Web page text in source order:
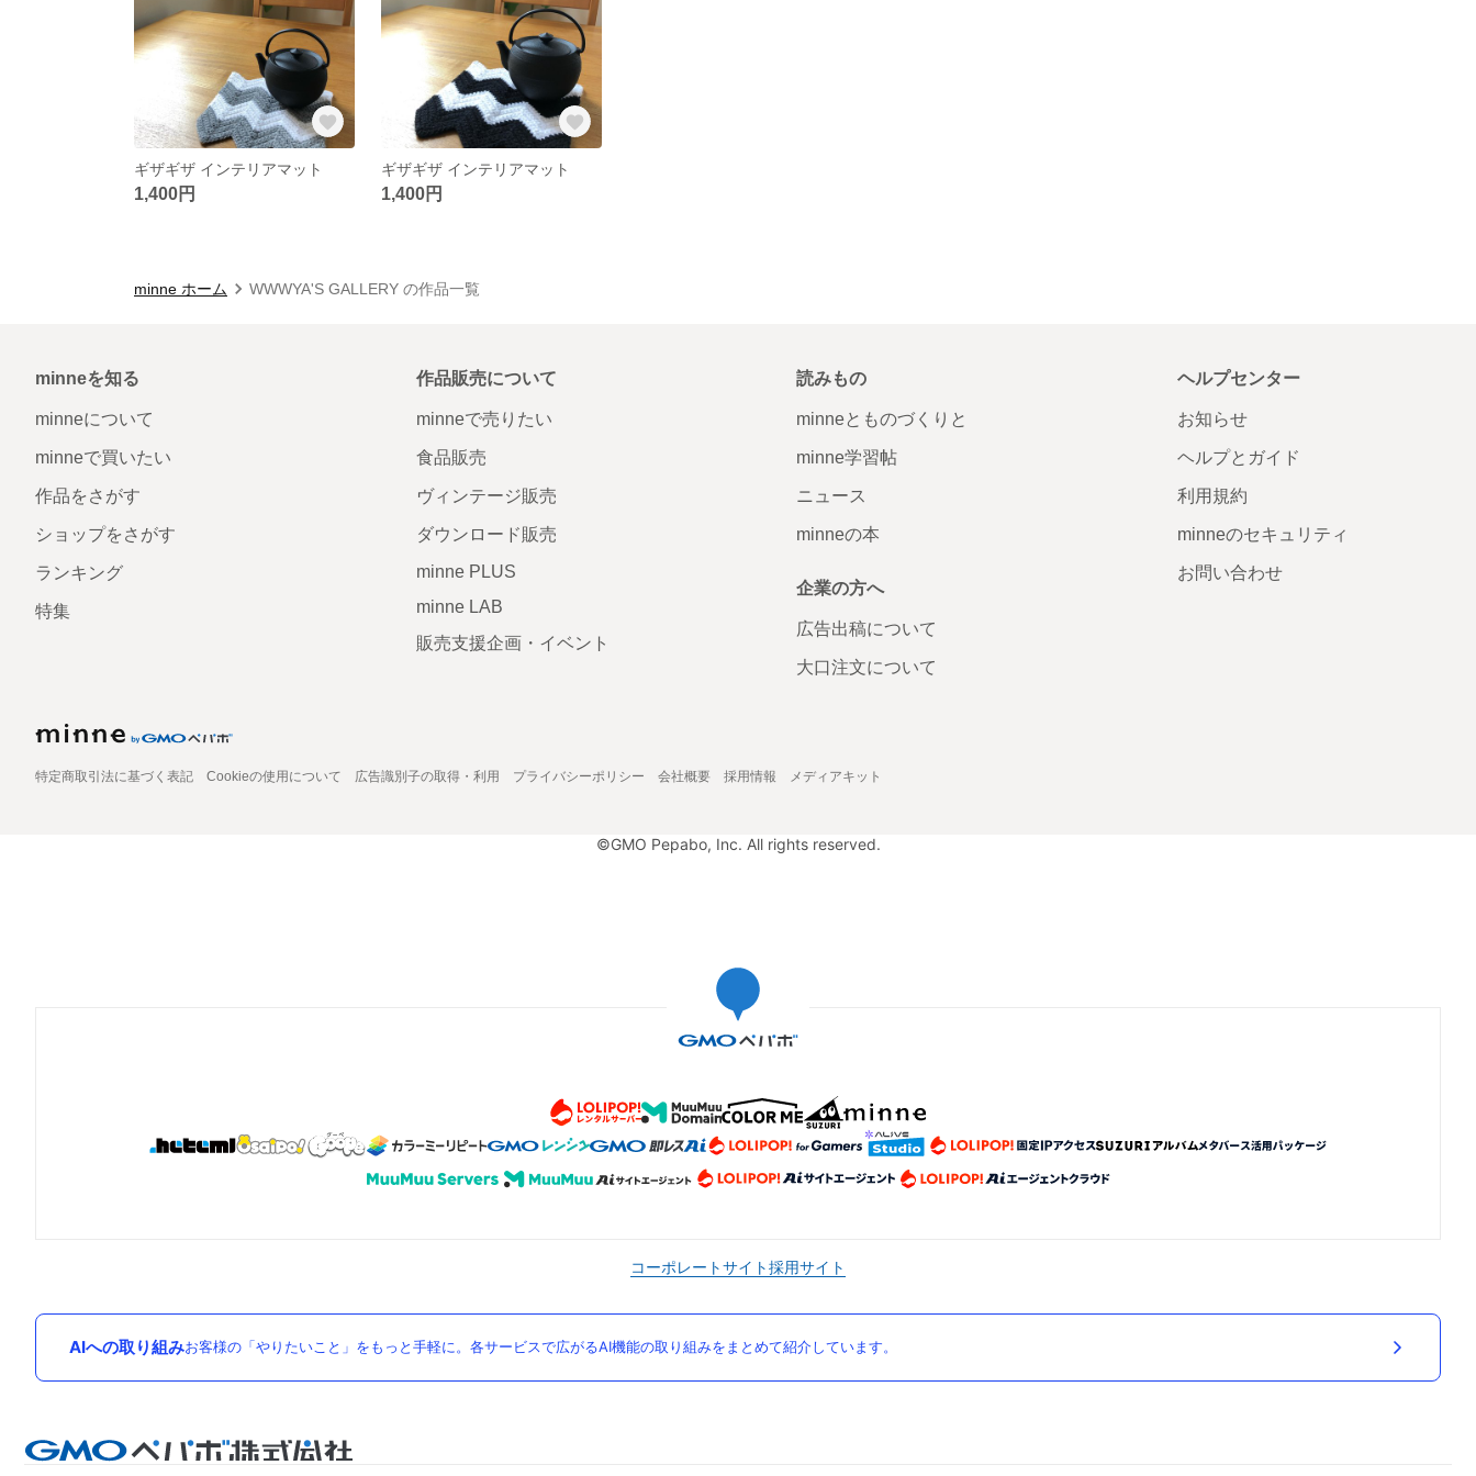
ギザギザ インテリアマット
1,400円
ギザギザ インテリアマット
1,400円
minne ホーム WWWYA'S GALLERY の作品一覧
minneを知る
minneについて
minneで買いたい
作品をさがす
ショップをさがす
ランキング
特集
作品販売について
minneで売りたい
食品販売
ヴィンテージ販売
ダウンロード販売
minne PLUS
minne LAB
販売支援企画・イベント
読みもの
minneとものづくりと
minne学習帖
ニュース
minneの本
企業の方へ
広告出稿について
大口注文について
ヘルプセンター
お知らせ
ヘルプとガイド
利用規約
minneのセキュリティ
お問い合わせ
特定商取引法に基づく表記 Cookieの使用について 広告識別子の取得・利用 プライバシーポリシー 会社概要 採用情報 メディアキット
©GMO Pepabo, Inc. All rights reserved.
コーポレートサイト採用サイト
AIへの取り組みお客様の「やりたいこと」をもっと手軽に。各サービスで広がるAI機能の取り組みをまとめて紹介しています。